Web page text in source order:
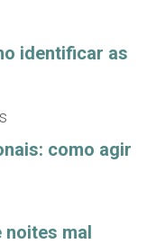
identificar as
como agir
noites mal